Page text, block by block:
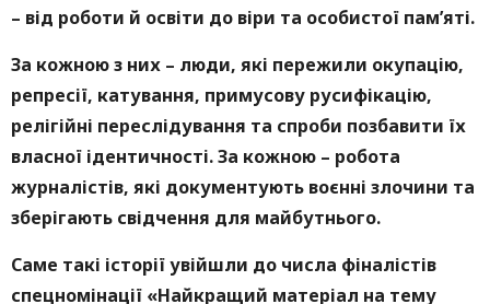
– від роботи й освіти до віри та особистої пам’яті.
За кожною з них – люди, які пережили окупацію,
репресії, катування, примусову русифікацію,
релігійні переслідування та спроби позбавити їх
власної ідентичності. За кожною – робота
журналістів, які документують воєнні злочини та
зберігають свідчення для майбутнього.
Саме такі історії увійшли до числа фіналістів
спецномінації «Найкращий матеріал на тему